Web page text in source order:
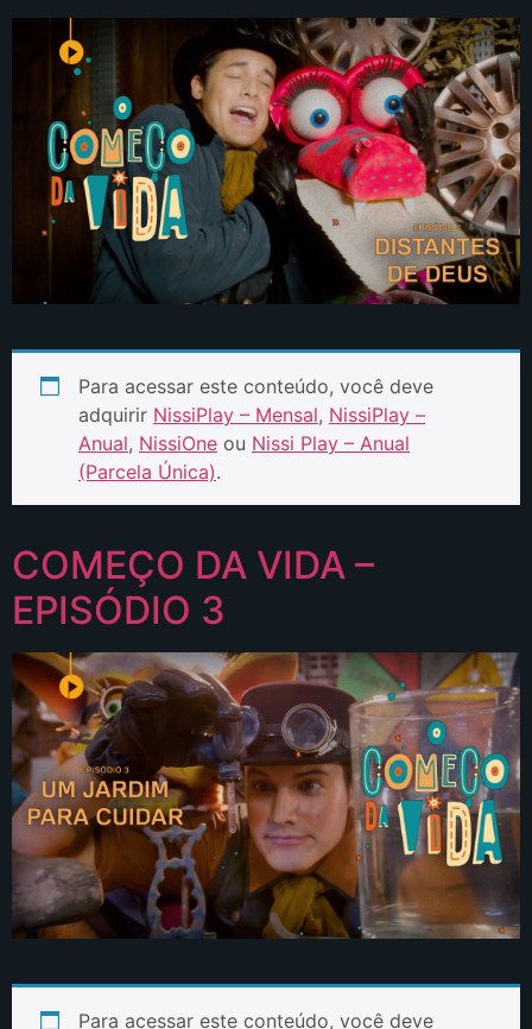
Para acessar este conteúdo, você deve
adquirir NissiPlay – Mensal, NissiPlay –
Anual, NissiOne ou Nissi Play – Anual
(Parcela Única).
COMEÇO DA VIDA –
EPISÓDIO 3
Para acessar este conteúdo, você deve